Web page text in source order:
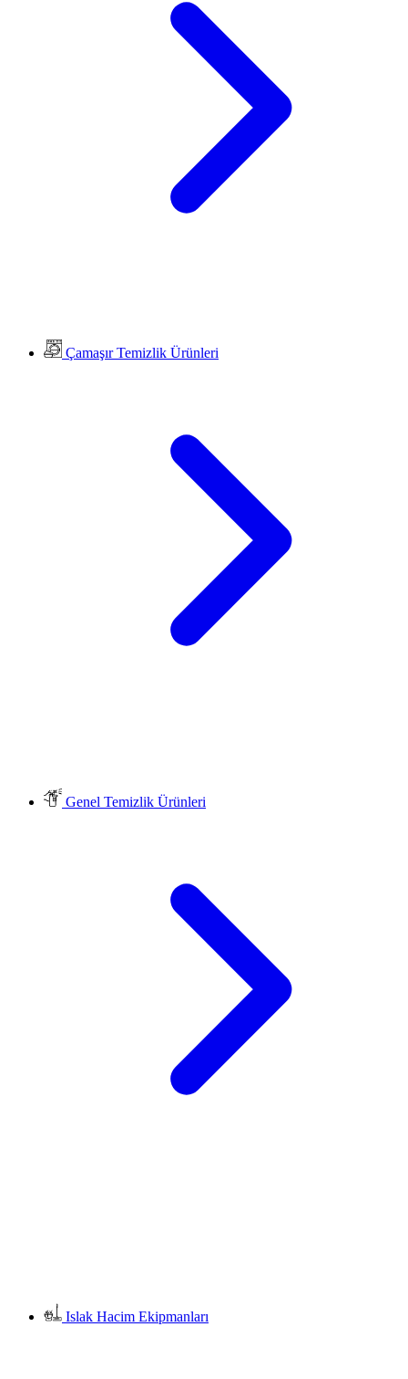
Çamaşır Temizlik Ürünleri
Genel Temizlik Ürünleri
Islak Hacim Ekipmanları